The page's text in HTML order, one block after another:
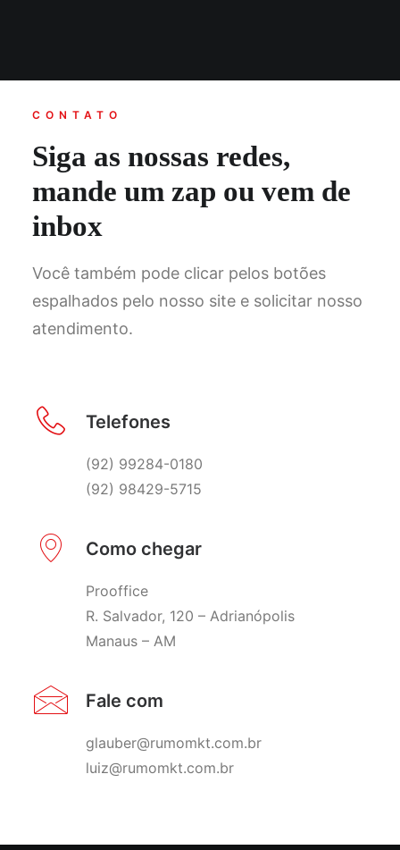
CONTATO
Siga as nossas redes,
mande um zap ou vem de
inbox
Você também pode clicar pelos botões
espalhados pelo nosso site e solicitar nosso
atendimento.
Telefones
(92) 99284-0180
(92) 98429-5715
Como chegar
Prooffice
R. Salvador, 120 – Adrianópolis
Manaus – AM
Fale com
glauber@rumomkt.com.br
luiz@rumomkt.com.br